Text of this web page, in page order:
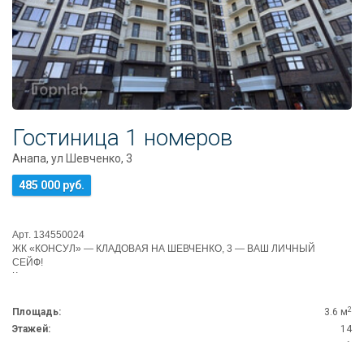
Гостиница 1 номеров
Анапа, ул Шевченко, 3
485 000 руб.
Арт. 134550024
ЖК «КОНСУЛ» — КЛАДОВАЯ НА ШЕВЧЕНКО, 3 — ВАШ ЛИЧНЫЙ
СЕЙФ!
Компактное хранение в сердце жилого комплекса:
Площадь:
3.6 м2
Этажей:
14